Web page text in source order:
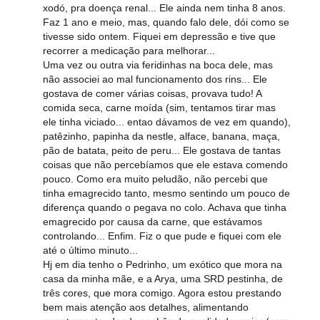
xodó, pra doença renal... Ele ainda nem tinha 8 anos.
Faz 1 ano e meio, mas, quando falo dele, dói como se
tivesse sido ontem. Fiquei em depressão e tive que
recorrer a medicação para melhorar...
Uma vez ou outra via feridinhas na boca dele, mas
não associei ao mal funcionamento dos rins... Ele
gostava de comer várias coisas, provava tudo! A
comida seca, carne moída (sim, tentamos tirar mas
ele tinha viciado... entao dávamos de vez em quando),
patêzinho, papinha da nestle, alface, banana, maça,
pão de batata, peito de peru... Ele gostava de tantas
coisas que não percebíamos que ele estava comendo
pouco. Como era muito peludão, não percebi que
tinha emagrecido tanto, mesmo sentindo um pouco de
diferença quando o pegava no colo. Achava que tinha
emagrecido por causa da carne, que estávamos
controlando... Enfim. Fiz o que pude e fiquei com ele
até o último minuto...
Hj em dia tenho o Pedrinho, um exótico que mora na
casa da minha mãe, e a Arya, uma SRD pestinha, de
três cores, que mora comigo. Agora estou prestando
bem mais atenção aos detalhes, alimentando